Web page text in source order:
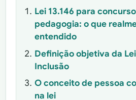
Lei 13.146 para
pedagogia: o que
entendido
Definição objetiva da
Inclusão
O conceito de pessoa
na lei